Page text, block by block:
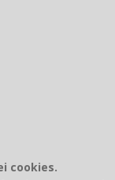
cookies.